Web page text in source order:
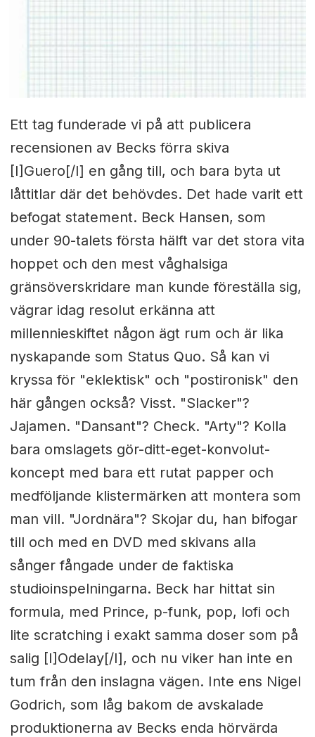
Ett tag funderade vi på att publicera
recensionen av Becks förra skiva
[I]Guero[/I] en gång till, och bara byta ut
låttitlar där det behövdes. Det hade varit ett
befogat statement. Beck Hansen, som
under 90-talets första hälft var det stora vita
hoppet och den mest våghalsiga
gränsöverskridare man kunde föreställa sig,
vägrar idag resolut erkänna att
millennieskiftet någon ägt rum och är lika
nyskapande som Status Quo. Så kan vi
kryssa för "eklektisk" och "postironisk" den
här gången också? Visst. "Slacker"?
Jajamen. "Dansant"? Check. "Arty"? Kolla
bara omslagets gör-ditt-eget-konvolut-
koncept med bara ett rutat papper och
medföljande klistermärken att montera som
man vill. "Jordnära"? Skojar du, han bifogar
till och med en DVD med skivans alla
sånger fångade under de faktiska
studioinspelningarna. Beck har hittat sin
formula, med Prince, p-funk, pop, lofi och
lite scratching i exakt samma doser som på
salig [I]Odelay[/I], och nu viker han inte en
tum från den inslagna vägen. Inte ens Nigel
Godrich, som låg bakom de avskalade
produktionerna av Becks enda hörvärda